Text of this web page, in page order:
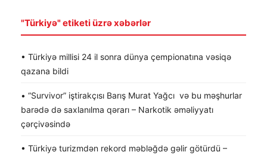
"Türkiyə" etiketi üzrə xəbərlər
• Türkiyə millisi 24 il sonra dünya çempionatına vəsiqə
qazana bildi
• “Survivor” iştirakçısı Barış Murat Yağcı və bu məşhurlar
barədə də saxlanılma qərarı – Narkotik əməliyyatı
çərçivəsində
• Türkiyə turizmdən rekord məbləğdə gəlir götürdü –